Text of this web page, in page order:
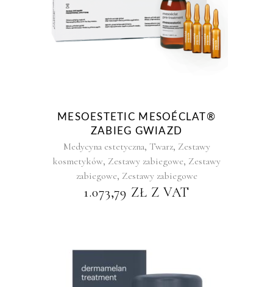
MESOESTETIC MESOÉCLAT®
ZABIEG GWIAZD
Medycyna estetyczna, Twarz, Zestawy
kosmetyków, Zestawy zabiegowe, Zestawy
zabiegowe, Zestawy zabiegowe
1.073,79 ZŁ Z VAT